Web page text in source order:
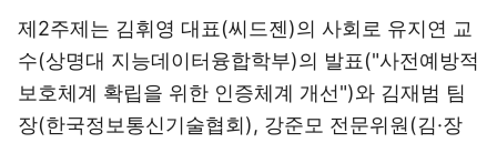
제2주제는 김휘영 대표(씨드젠)의 사회로 유지연 교
수(상명대 지능데이터융합학부)의 발표("사전예방적
보호체계 확립을 위한 인증체계 개선")와 김재범 팀
장(한국정보통신기술협회), 강준모 전문위원(김·장